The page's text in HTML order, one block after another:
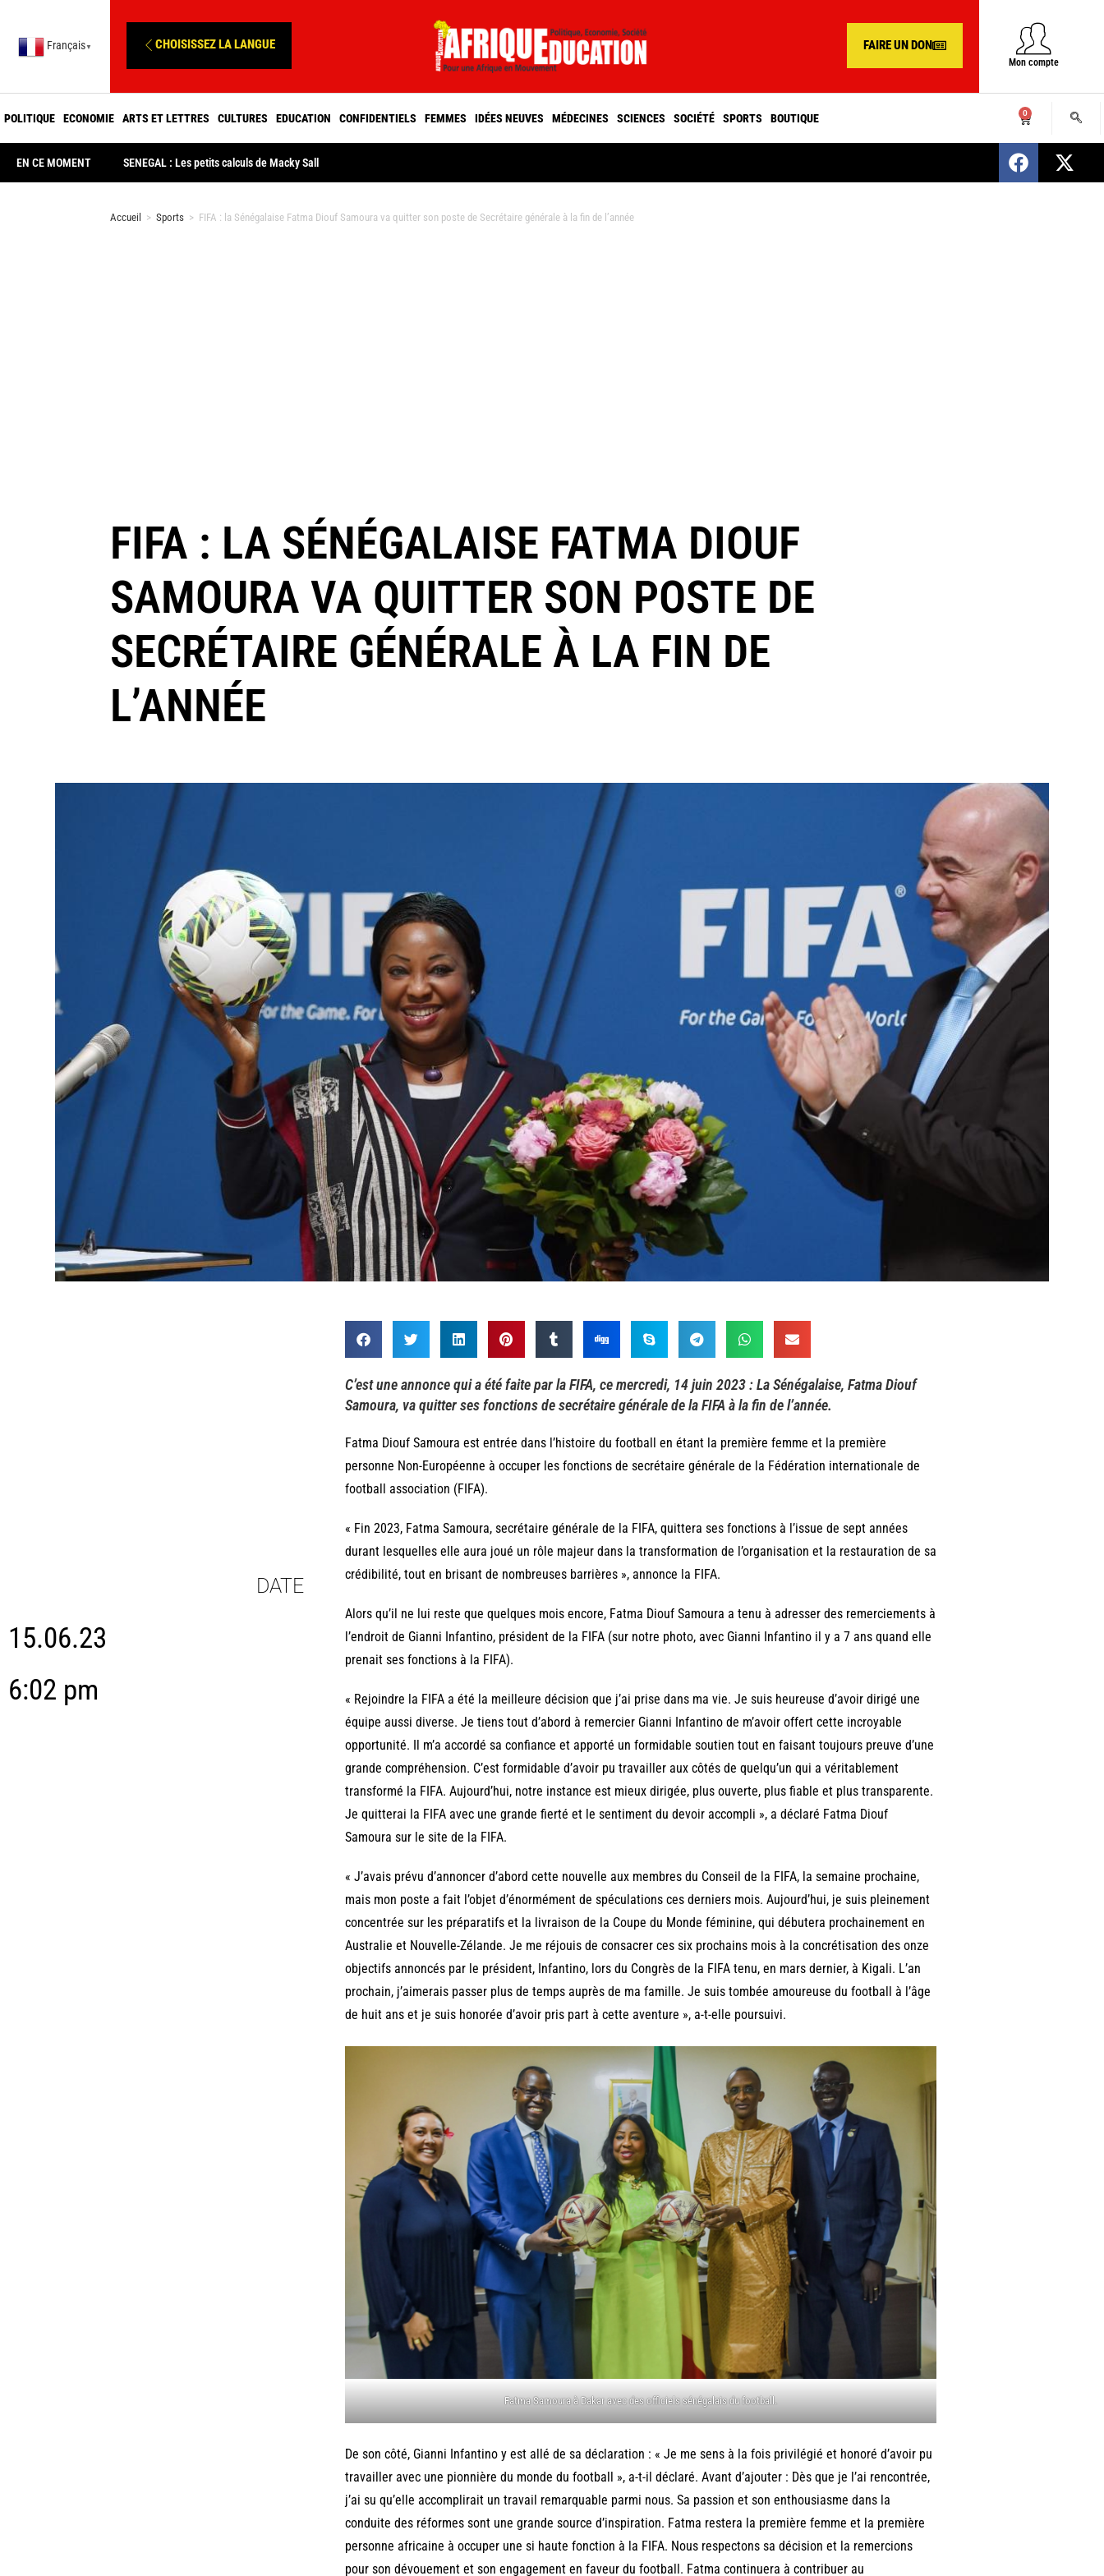
Français ▼ CHOISISSEZ LA LANGUE FAIRE UN DON
Mon compte
POLITIQUE ECONOMIE ARTS ET LETTRES CULTURES EDUCATION CONFIDENTIELS FEMMES IDÉES NEUVES MÉDECINES SCIENCES SOCIÉTÉ SPORTS BOUTIQUE 0
EN CE MOMENT SENEGAL : Les petits calculs de Macky Sall SENEGAL : Nomination d’un nouveau
Accueil > Sports > FIFA : la Sénégalaise Fatma Diouf Samoura va quitter son poste de Secrétaire générale à la fin de l’année
FIFA : LA SÉNÉGALAISE FATMA DIOUF
SAMOURA VA QUITTER SON POSTE DE
SECRÉTAIRE GÉNÉRALE À LA FIN DE
L’ANNÉE
DATE
15.06.23
6:02 pm
C’est une annonce qui a été faite par la FIFA, ce mercredi, 14 juin 2023 : La Sénégalaise, Fatma Diouf
Samoura, va quitter ses fonctions de secrétaire générale de la FIFA à la fin de l’année.
Fatma Diouf Samoura est entrée dans l’histoire du football en étant la première femme et la première
personne Non-Européenne à occuper les fonctions de secrétaire générale de la Fédération internationale de
football association (FIFA).
« Fin 2023, Fatma Samoura, secrétaire générale de la FIFA, quittera ses fonctions à l’issue de sept années
durant lesquelles elle aura joué un rôle majeur dans la transformation de l’organisation et la restauration de sa
crédibilité, tout en brisant de nombreuses barrières », annonce la FIFA.
Alors qu’il ne lui reste que quelques mois encore, Fatma Diouf Samoura a tenu à adresser des remerciements à
l’endroit de Gianni Infantino, président de la FIFA (sur notre photo, avec Gianni Infantino il y a 7 ans quand elle
prenait ses fonctions à la FIFA).
« Rejoindre la FIFA a été la meilleure décision que j’ai prise dans ma vie. Je suis heureuse d’avoir dirigé une
équipe aussi diverse. Je tiens tout d’abord à remercier Gianni Infantino de m’avoir offert cette incroyable
opportunité. Il m’a accordé sa confiance et apporté un formidable soutien tout en faisant toujours preuve d’une
grande compréhension. C’est formidable d’avoir pu travailler aux côtés de quelqu’un qui a véritablement
transformé la FIFA. Aujourd’hui, notre instance est mieux dirigée, plus ouverte, plus fiable et plus transparente.
Je quitterai la FIFA avec une grande fierté et le sentiment du devoir accompli », a déclaré Fatma Diouf
Samoura sur le site de la FIFA.
« J’avais prévu d’annoncer d’abord cette nouvelle aux membres du Conseil de la FIFA, la semaine prochaine,
mais mon poste a fait l’objet d’énormément de spéculations ces derniers mois. Aujourd’hui, je suis pleinement
concentrée sur les préparatifs et la livraison de la Coupe du Monde féminine, qui débutera prochainement en
Australie et Nouvelle-Zélande. Je me réjouis de consacrer ces six prochains mois à la concrétisation des onze
objectifs annoncés par le président, Infantino, lors du Congrès de la FIFA tenu, en mars dernier, à Kigali. L’an
prochain, j’aimerais passer plus de temps auprès de ma famille. Je suis tombée amoureuse du football à l’âge
de huit ans et je suis honorée d’avoir pris part à cette aventure », a-t-elle poursuivi.
Fatma Samoura à Dakar avec des officiels sénégalais du football.
De son côté, Gianni Infantino y est allé de sa déclaration : « Je me sens à la fois privilégié et honoré d’avoir pu
travailler avec une pionnière du monde du football », a-t-il déclaré. Avant d’ajouter : Dès que je l’ai rencontrée,
j’ai su qu’elle accomplirait un travail remarquable parmi nous. Sa passion et son enthousiasme dans la
conduite des réformes sont une grande source d’inspiration. Fatma restera la première femme et la première
personne africaine à occuper une si haute fonction à la FIFA. Nous respectons sa décision et la remercions
pour son dévouement et son engagement en faveur du football. Fatma continuera à contribuer au